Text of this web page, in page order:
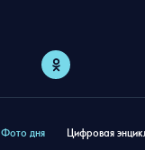
Фото дня Цифровая